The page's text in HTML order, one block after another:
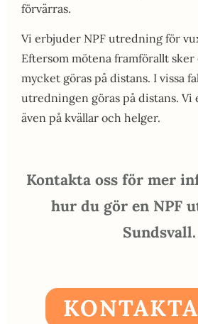
förvärras.
Vi erbjuder NPF utredning för
Eftersom mötena framförallt
mycket göras på distans. I vissa
utredningen göras på distans.
även på kvällar och helger.
Kontakta oss för mer
hur du gör en NPF
Sundsvall.